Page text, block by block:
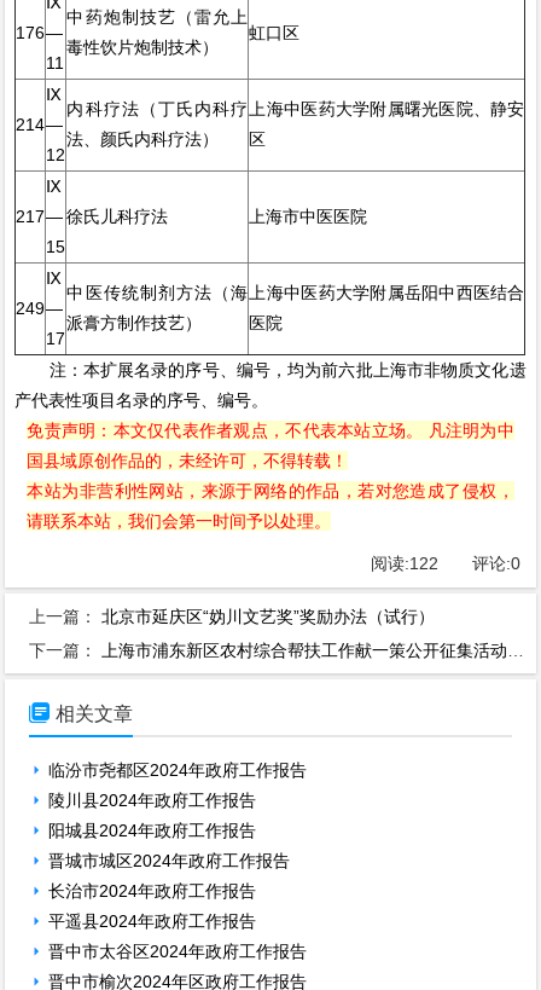
176—
11
中药炮制技艺（雷允上
毒性饮片炮制技术）
虹口区
214
Ⅸ
—
12
内科疗法（丁氏内科疗
法、颜氏内科疗法）
上海中医药大学附属曙光医院、静安
区
217
Ⅸ
—
15
徐氏儿科疗法 上海市中医医院
249
Ⅸ
—
17
中医传统制剂方法（海
派膏方制作技艺）
上海中医药大学附属岳阳中西医结合
医院
注：本扩展名录的序号、编号，均为前六批上海市非物质文化遗
产代表性项目名录的序号、编号。
免责声明：本文仅代表作者观点，不代表本站立场。 凡注明为中
国县域原创作品的，未经许可，不得转载！
本站为非营利性网站，来源于网络的作品，若对您造成了侵权，
请联系本站，我们会第一时间予以处理。
阅读:122 评论:0
上一篇：北京市延庆区“妫川文艺奖”奖励办法（试行）
下一篇：
上海市浦东新区农村综合帮扶工作献一策公开征集活动公告
 相关文章
临汾市尧都区2024年政府工作报告
陵川县2024年政府工作报告
阳城县2024年政府工作报告
晋城市城区2024年政府工作报告
长治市2024年政府工作报告
平遥县2024年政府工作报告
晋中市太谷区2024年政府工作报告
晋中市榆次2024年区政府工作报告